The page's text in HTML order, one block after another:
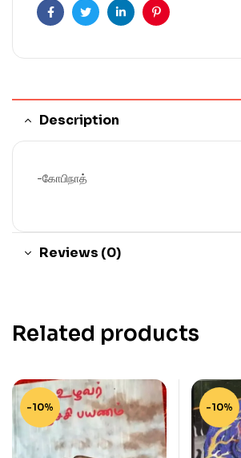
FacebookTwitterLinkedinPinterest
Description
-கோபிநாத்
Reviews (0)
Related products
-10% -10%